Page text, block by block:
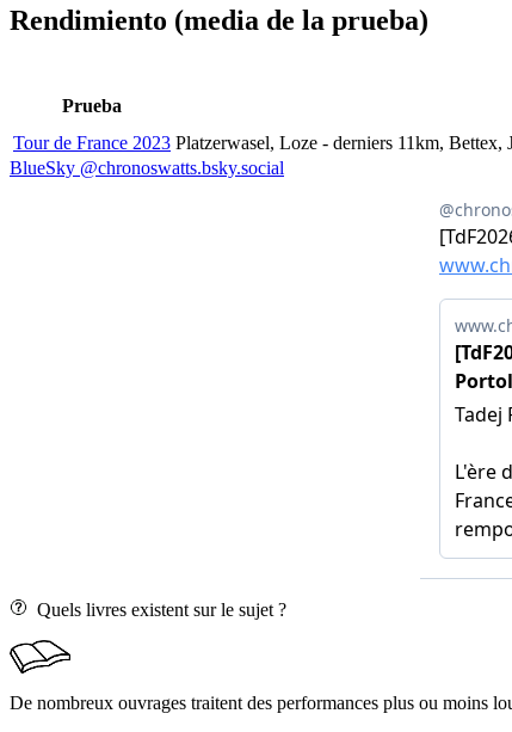
Rendimiento (media de la prueba)
Prueba
Tour de France 2023 Platzerwasel, Loze - derniers 11km,
BlueSky @chronoswatts.bsky.social
Quels livres existent sur le sujet ?
De nombreux ouvrages traitent des performances plus ou moins